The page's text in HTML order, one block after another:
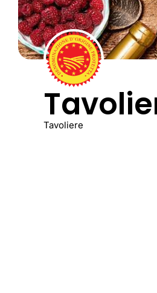
Tavoliere